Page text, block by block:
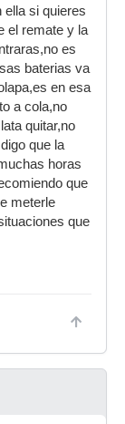
ella si quieres
el remate y la
es
baterias va
en esa
a cola,no
quitar,no
que la
horas
que
meterle
que